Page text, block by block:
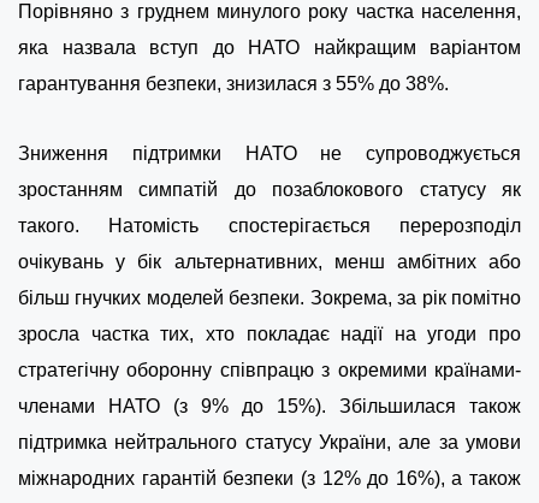
Порівняно з груднем минулого року частка населення,
яка назвала вступ до НАТО найкращим варіантом
гарантування безпеки, знизилася з 55% до 38%.
Зниження підтримки НАТО не супроводжується
зростанням симпатій до позаблокового статусу як
такого. Натомість спостерігається перерозподіл
очікувань у бік альтернативних, менш амбітних або
більш гнучких моделей безпеки. Зокрема, за рік помітно
зросла частка тих, хто покладає надії на угоди про
стратегічну оборонну співпрацю з окремими країнами-
членами НАТО (з 9% до 15%). Збільшилася також
підтримка нейтрального статусу України, але за умови
міжнародних гарантій безпеки (з 12% до 16%), а також